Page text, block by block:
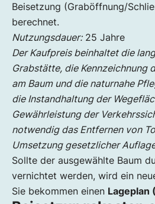
Beisetzung (Graböffnung/
berechnet.
Nutzungsdauer:25 Jahre
Der Kaufpreis beinhaltet die
Grabstätte, die Kennzeichnung
am Baum und die naturnahe
die Instandhaltung der
Gewährleistung der
notwendig das Entfernen von
Umsetzung gesetzlicher
Sollte der ausgewählte Baum
vernichtet werden, wird ein
Sie bekommen einen Lageplan